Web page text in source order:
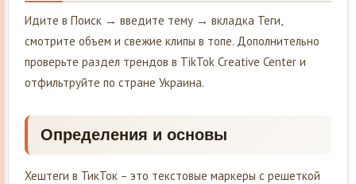
Идите в Поиск → введите тему → вкладка Теги,
смотрите объем и свежие клипы в топе. Дополнительно
проверьте раздел трендов в TikTok Creative Center и
отфильтруйте по стране Украина.
Определения и основы
Хештеги в ТикТок – это текстовые маркеры с решеткой